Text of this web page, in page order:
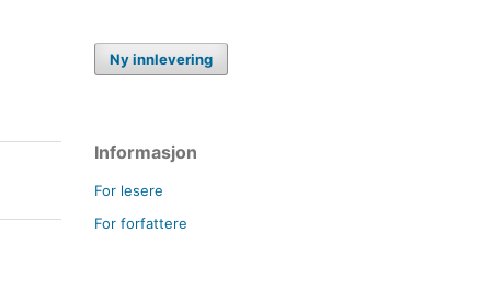
Ny innlevering
Informasjon
For lesere
For forfattere